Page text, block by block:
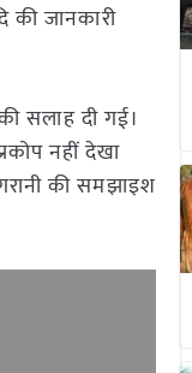
की जानकारी
सलाह दी गई।
नहीं देखा
की समझाइश